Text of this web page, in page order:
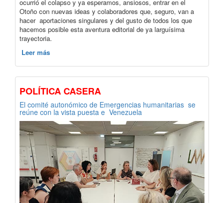
ocurrió el colapso y ya esperamos, ansiosos, entrar en el
Otoño con nuevas ideas y colaboradores que, seguro, van a
hacer aportaciones singulares y del gusto de todos los que
hacemos posible esta aventura editorial de ya larguísima
trayectoria.
Leer más
POLÍTICA CASERA
El comité autonómico de Emergencias humanitarias se
reúne con la vista puesta e Venezuela